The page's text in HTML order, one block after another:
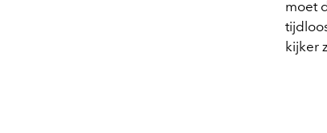
moet
kijker